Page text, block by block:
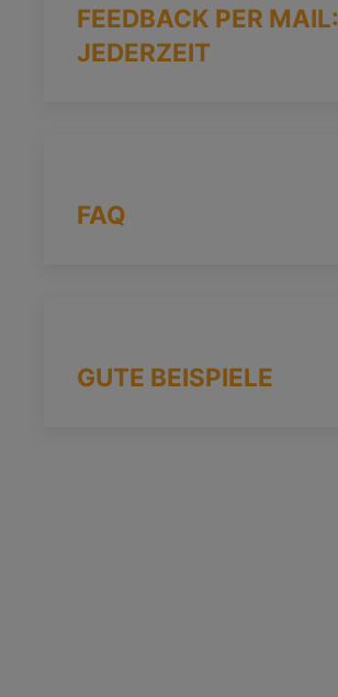
FEEDBACK PER MAIL:
JEDERZEIT
FAQ
GUTE BEISPIELE